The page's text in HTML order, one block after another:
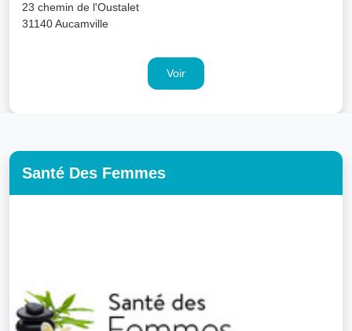
23 chemin de l'Oustalet
31140 Aucamville
Voir
Santé Des Femmes